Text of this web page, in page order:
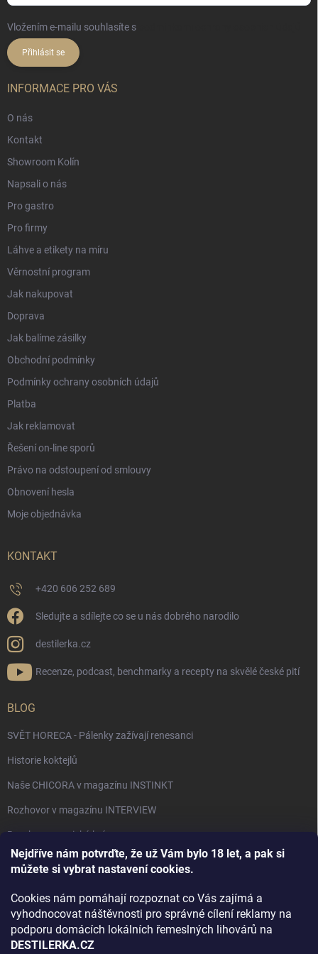
Nejdříve nám potvrďte, že už Vám bylo 18 let, a pak si
můžete si vybrat nastavení cookies.
Cookies nám pomáhají rozpoznat co Vás zajímá a
vyhodnocovat náštěvnosti pro správné cílení reklamy na
podporu domácích lokálních řemeslných lihovárů na
DESTILERKA.CZ
Vložením e-mailu souhlasíte s
Přihlásit se
INFORMACE PRO VÁS
O nás
Kontakt
Showroom Kolín
Napsali o nás
Pro gastro
Pro firmy
Láhve a etikety na míru
Věrnostní program
Jak nakupovat
Doprava
Jak balíme zásilky
Obchodní podmínky
Podmínky ochrany osobních údajů
Platba
Jak reklamovat
Řešení on-line sporů
Právo na odstoupení od smlouvy
Obnovení hesla
Moje objednávka
KONTAKT
+420 606 252 689
Sledujte a sdílejte co se u nás dobrého narodilo
destilerka.cz
Recenze, podcast, benchmarky a recepty na skvělé české pití
BLOG
SVĚT HORECA - Pálenky zažívají renesanci
Historie koktejlů
Naše CHICORA v magazínu INSTINKT
Rozhovor v magazínu INTERVIEW
Bourbon, americká krása.
Napsali v TÝDNU o naší práci
Rozhovor s DESTILERKA.CZ v magazínu DRINKING-CAT
Jak vybrat dárek na Vánoce